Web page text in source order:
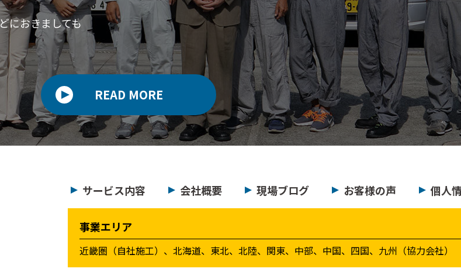
におきましても
READ MORE
サービス内容 会社概要 現場ブログ お客様の声 個人
事業エリア
近畿圏（自社施工）、北海道、東北、北陸、関東、中部、中国、四国、九州（協力会社）